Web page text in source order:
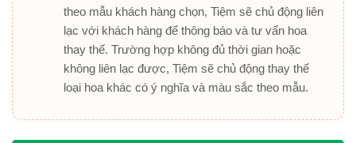
theo mẫu khách hàng chọn, Tiệm sẽ chủ động liên
lạc với khách hàng để thông báo và tư vấn hoa
thay thế. Trường hợp không đủ thời gian hoặc
không liên lạc được, Tiệm sẽ chủ động thay thế
loại hoa khác có ý nghĩa và màu sắc theo mẫu.